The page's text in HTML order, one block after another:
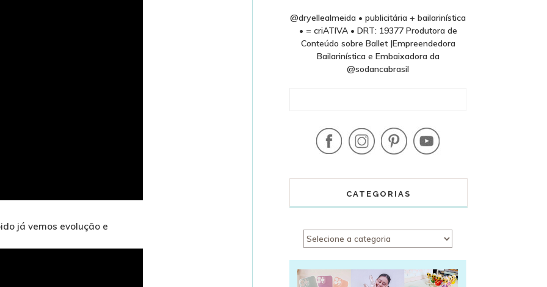
já vemos evolução e
@dryellealmeida • publicitária + bailarinística
• = criATIVA • DRT: 19377 Produtora de
Conteúdo sobre Ballet |Empreendedora
Bailarinística e Embaixadora da
@sodancabrasil
CATEGORIAS